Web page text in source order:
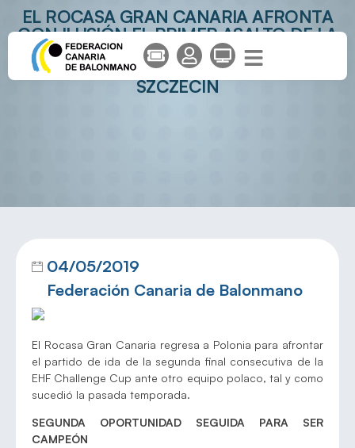
EL ROCASA GRAN CANARIA AFRONTA
CON ILUSIÓN EL PRIMER ASALTO DE LA
FINAL DE LA EHF CHALLENGE CUP
ANTE EL POLACO SPR POGON
SZCZECIN
04/05/2019
Federación Canaria de Balonmano
El Rocasa Gran Canaria regresa a Polonia para afrontar
el partido de ida de la segunda final consecutiva de la
EHF Challenge Cup ante otro equipo polaco, tal y como
sucedió la pasada temporada.
SEGUNDA OPORTUNIDAD SEGUIDA PARA SER
CAMPEÓN